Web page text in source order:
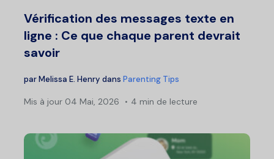
Vérification des messages texte en
ligne : Ce que chaque parent devrait
savoir
parMelissa E. Henry dans Parenting Tips
Mis à jour 04 Mai, 2026 4 min de lecture